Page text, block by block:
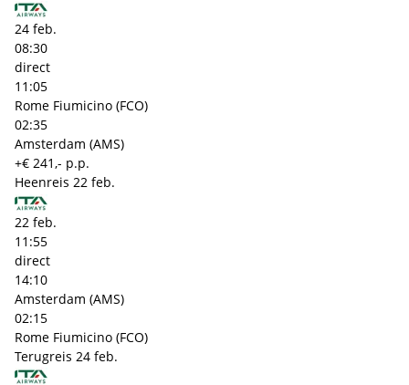
24 feb.
08:30
direct
11:05
Rome Fiumicino (FCO)
02:35
Amsterdam (AMS)
+€ 241,- p.p.
Heenreis 22 feb.
22 feb.
11:55
direct
14:10
Amsterdam (AMS)
02:15
Rome Fiumicino (FCO)
Terugreis 24 feb.